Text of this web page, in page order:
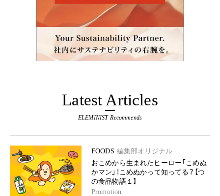
Latest Articles
ELEMINIST Recommends
FOODS 編集部オリジナル
おこめから生まれたヒーロー「こめぬ
かマン」！こめぬかって知ってる？【つ
の食品物語１】
Promotion